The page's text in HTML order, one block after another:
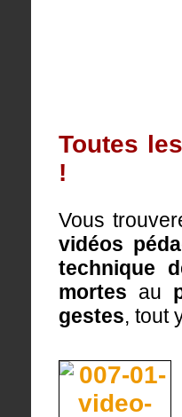
Toutes
!
Vous
vidéos
technique
mortes au
gestes, tout